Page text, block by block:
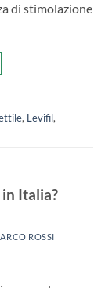
di stimolazione
, Levifil,
Italia?
ROSSI